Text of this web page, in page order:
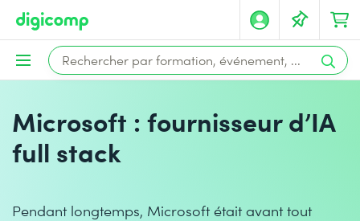
Microsoft : fournisseur d’IA
full stack
Pendant longtemps, Microsoft était avant tout